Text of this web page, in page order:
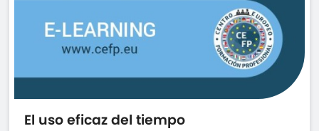
El uso eficaz del tiempo